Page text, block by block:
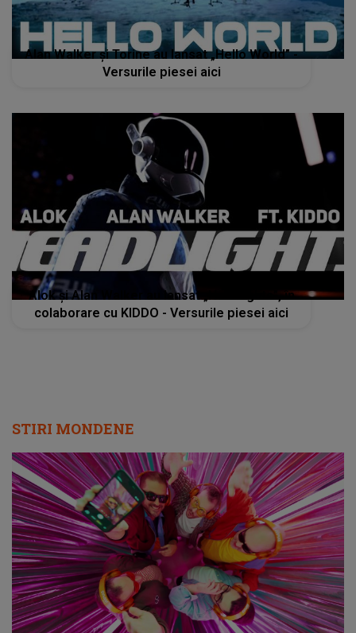
Alan Walker și Torine au lansat „Hello World” -
Versurile piesei aici
Alok și Alan Walker au lansat „Headlights”, în
colaborare cu KIDDO - Versurile piesei aici
STIRI MONDENE